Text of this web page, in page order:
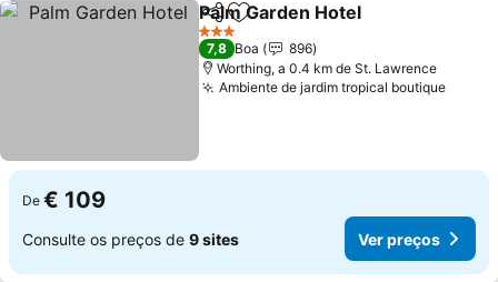
PartilharAdicionar aos favoritos
Palm Garden Hotel
3 Estrelas
7,8 Boa
896
Worthing, a 0.4 km de St. Lawrence
Ambiente de jardim tropical boutique
De € 109
Consulte os preços de 9 sites Ver preços